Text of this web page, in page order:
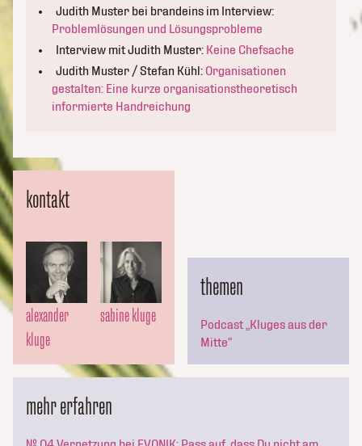
kontakt
alexander
kluge
sabine kluge
Judith Muster bei brandeins im Interview:
Problemlösungen und Lösungsprobleme
Interview mit Judith Muster: Keine Chefsache
Judith Muster / Stefan Kühl: Organisationen
gestalten: Eine kurze organisationstheoretisch
informierte Handreichung
themen
Podcast „Kluges aus der
Mitte”
mehr erfahren